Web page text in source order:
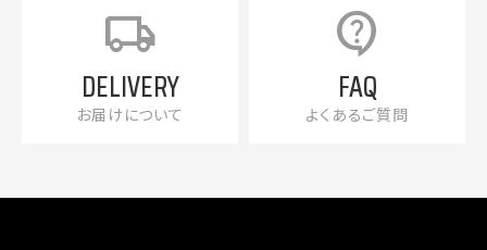
local_shipping
DELIVERY
お届けについて
contact_support
FAQ
よくあるご質問